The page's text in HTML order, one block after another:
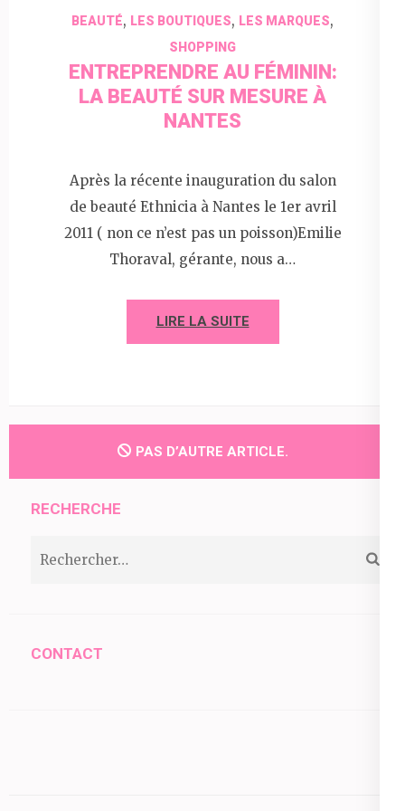
BEAUTÉ, LES BOUTIQUES, LES MARQUES,
SHOPPING
ENTREPRENDRE AU FÉMININ:
LA BEAUTÉ SUR MESURE À
NANTES
Après la récente inauguration du salon
de beauté Ethnicia à Nantes le 1er avril
2011 ( non ce n’est pas un poisson)Emilie
Thoraval, gérante, nous a…
LIRE LA SUITE
PAS D’AUTRE ARTICLE.
RECHERCHE
CONTACT